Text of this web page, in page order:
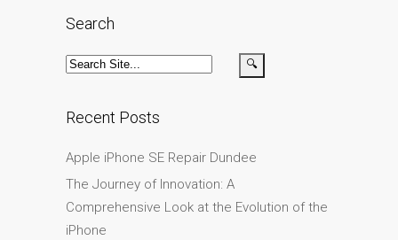
MacBook, MacBook Pro,
rápido garantizado
Ordenadores Apple Mac
reacondicionados en
Search
Recent Posts
Apple iPhone SE Repair Dundee
The Journey of Innovation: A
Comprehensive Look at the Evolution of the
iPhone